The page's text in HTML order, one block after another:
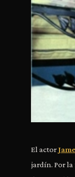
El actor
jardín. Por